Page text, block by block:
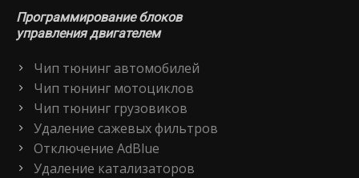
Программирование блоков
управления двигателем
Чип тюнинг автомобилей
Чип тюнинг мотоциклов
Чип тюнинг грузовиков
Удаление сажевых фильтров
Отключение AdBlue
Удаление катализаторов